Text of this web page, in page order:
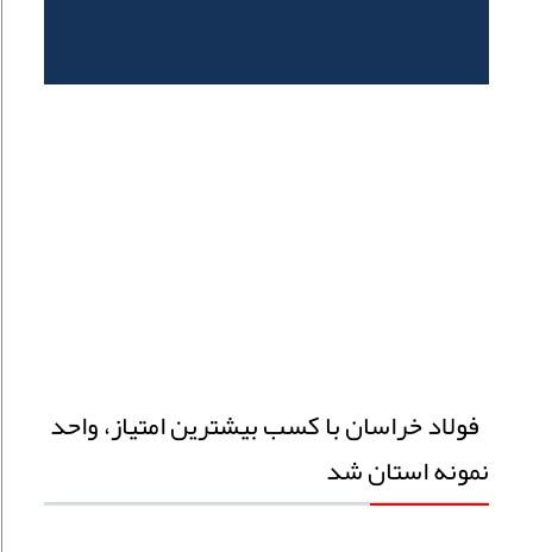
فولاد خراسان با کسب بیشترین امتیاز، واحد
نمونه استان شد